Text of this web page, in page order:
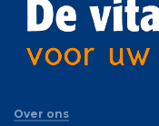
Over ons